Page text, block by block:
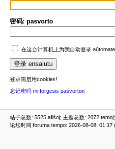
密码: pasvorto
在这台计算机上为我自动登录
登录需启用cookies!
忘记密码 mi forgesis pasvorton
帖子总数: 5525 afiŝoj; 主题总数: 2072
论坛时间 foruma tempo: 2026-08-08, 01:17